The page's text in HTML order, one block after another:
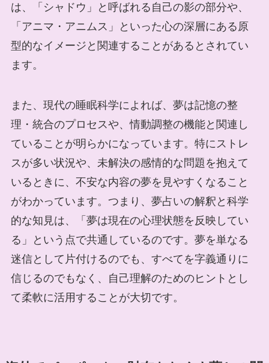
は、「シャドウ」と呼ばれる自己の影の部分や、
「アニマ・アニムス」といった心の深層にある原
型的なイメージと関連することがあるとされてい
ます。
また、現代の睡眠科学によれば、夢は記憶の整
理・統合のプロセスや、情動調整の機能と関連し
ていることが明らかになっています。特にストレ
スが多い状況や、未解決の感情的な問題を抱えて
いるときに、不安な内容の夢を見やすくなること
がわかっています。つまり、夢占いの解釈と科学
的な知見は、「夢は現在の心理状態を反映してい
る」という点で共通しているのです。夢を単なる
迷信として片付けるのでも、すべてを字義通りに
信じるのでもなく、自己理解のためのヒントとし
て柔軟に活用することが大切です。